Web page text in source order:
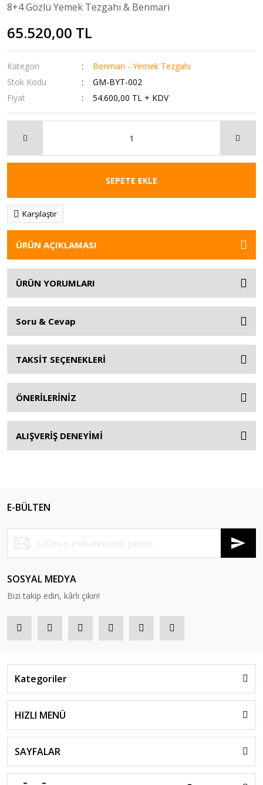
8+4 Gözlü Yemek Tezgahı & Benmari
65.520,00 TL
Kategori
Benmari - Yemek Tezgahı
Stok Kodu
GM-BYT-002
Fiyat
54.600,00 TL + KDV
SEPETE EKLE
Karşılaştır
ÜRÜN AÇIKLAMASI
ÜRÜN YORUMLARI
Soru & Cevap
TAKSİT SEÇENEKLERİ
ÖNERİLERİNİZ
ALIŞVERİŞ DENEYİMİ
E-BÜLTEN
SOSYAL MEDYA
Bizi takip edin, kârlı çıkın!
Kategoriler
HIZLI MENÜ
SAYFALAR